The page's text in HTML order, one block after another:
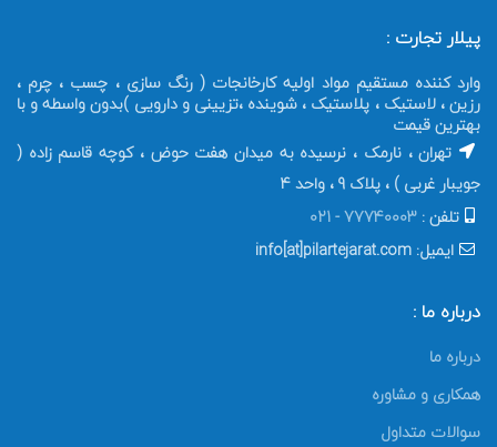
پیلار تجارت :
وارد کننده مستقیم مواد اولیه کارخانجات ( رنگ سازی ، چسب ، چرم ،
رزین ، لاستیک ، پلاستیک ، شوینده ،تزیینی و دارویی )بدون واسطه و با
بهترین قیمت
تهران ، نارمک ، نرسیده به میدان هفت حوض ، کوچه قاسم زاده (
جویبار غربی ) ، پلاک 9 ، واحد 4
تلفن : 77740003 - 021
ایمیل: info[at]pilartejarat.com
درباره ما :
درباره ما
همکاری و مشاوره
سوالات متداول